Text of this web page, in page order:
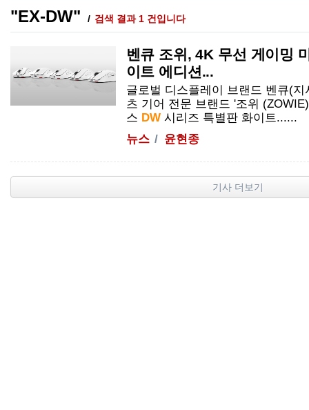
"EX-DW" 검색 결과 1 건입니다
벤큐 조위, 4K 무선 게이밍
이트 에디션...
글로벌 디스플레이 브랜드 벤큐(
츠 기어 전문 브랜드 '조위
스 DW시리즈 특별판 화이트......
뉴스
윤현종
기사 더보기